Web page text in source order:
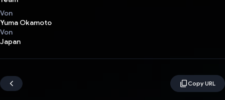
Von
Yuma Okamoto
Von
Japan